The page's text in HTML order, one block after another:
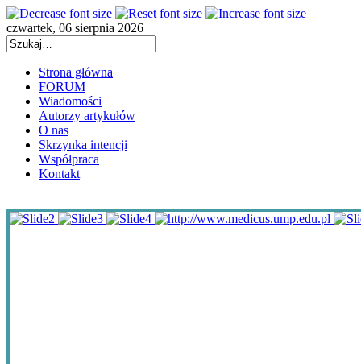
czwartek, 06 sierpnia 2026
Strona główna
FORUM
Wiadomości
Autorzy artykułów
O nas
Skrzynka intencji
Współpraca
Kontakt